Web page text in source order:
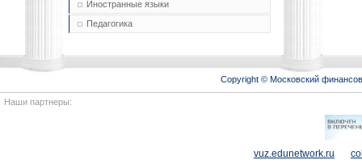
Иностранные языки
Педагогика
Copyright © Московский
Наши партнеры:
vuz.edunetwork.ru